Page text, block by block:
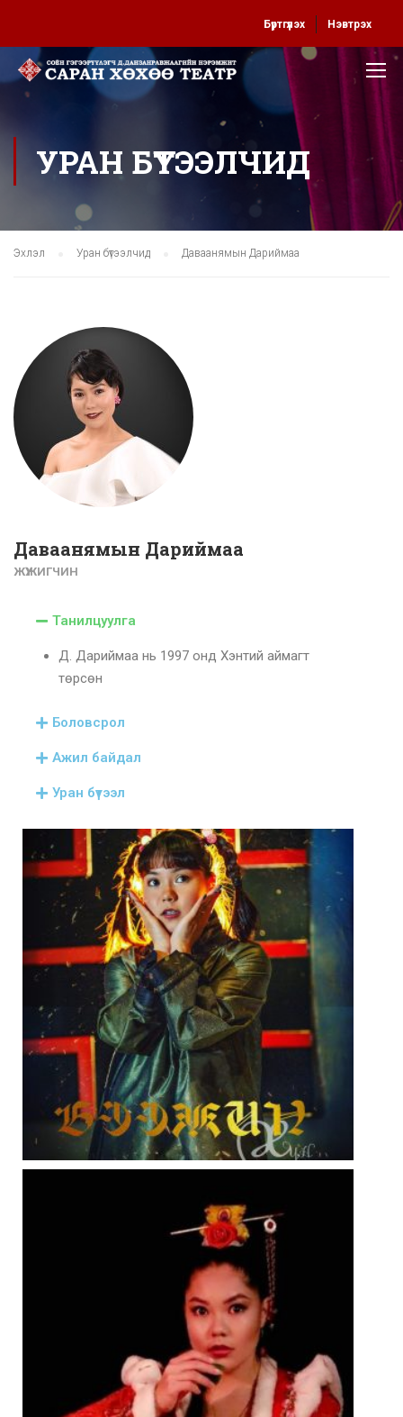
Бүртгүүлэх Нэвтрэх
УРАН БҮТЭЭЛЧИД
Эхлэл Уран бүтээлчид Даваанямын Дариймаа
Даваанямын Дариймаа
ЖҮЖИГЧИН
Танилцуулга
Д. Дариймаа нь 1997 онд Хэнтий аймагт
төрсөн
Боловсрол
Ажил байдал
Уран бүтээл